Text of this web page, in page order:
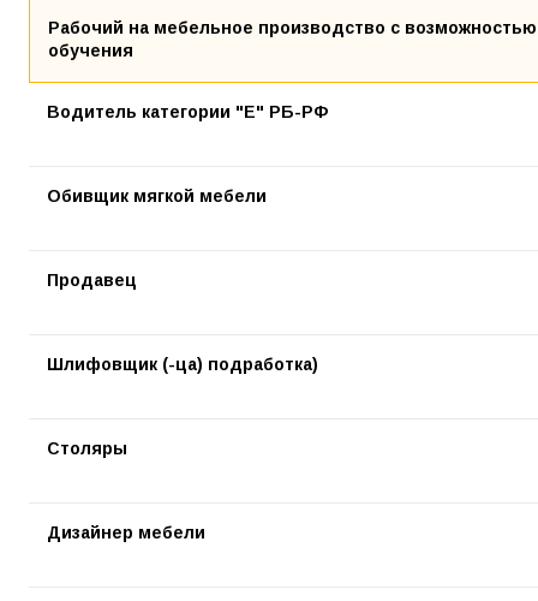
Рабочий на мебельное производство с возможностью
обучения
Водитель категории "Е" РБ-РФ
Обивщик мягкой мебели
Продавец
Шлифовщик (-ца) подработка)
Столяры
Дизайнер мебели